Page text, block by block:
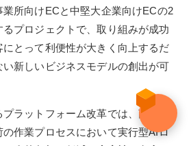
所向けECと中堅大企業向けECの2
プロジェクトで、取り組みが成功
とって利便性が大きく向上するだ
新しいビジネスモデルの創出が可
ラットフォーム改革では、商品入
作業プロセスにおいて実行型AIロ